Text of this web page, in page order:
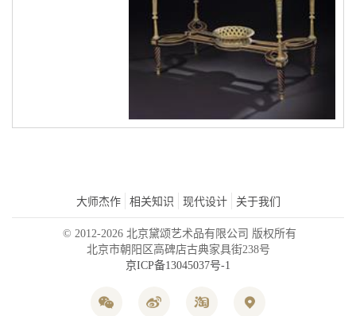
大师杰作 相关知识 现代设计 关于我们
© 2012-2026 北京黛颂艺术品有限公司 版权所有
北京市朝阳区高碑店古典家具街238号
京ICP备13045037号-1